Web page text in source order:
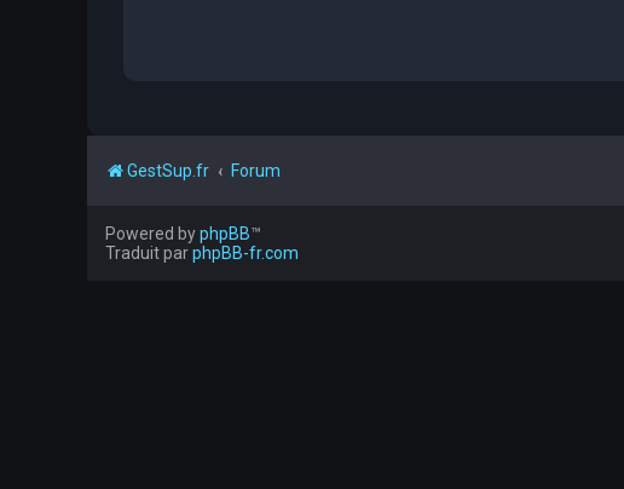
GestSup.fr Forum
Powered byphpBB™
Traduit parphpBB-fr.com